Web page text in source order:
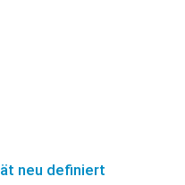
neu definiert